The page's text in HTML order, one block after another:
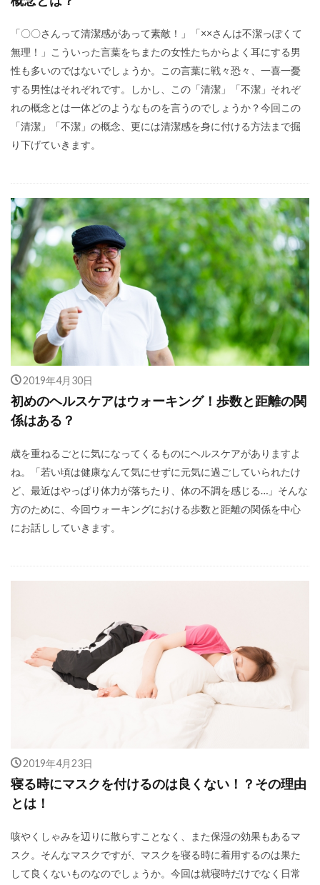
「〇〇さんって清潔感があって素敵！」「××さんは不潔っぽくて
無理！」こういった言葉をちまたの女性たちからよく耳にする男
性も多いのではないでしょうか。この言葉に戦々恐々、一喜一憂
する男性はそれぞれです。しかし、この「清潔」「不潔」それぞ
れの概念とは一体どのようなものを言うのでしょうか？今回この
「清潔」「不潔」の概念、更には清潔感を身に付ける方法まで掘
り下げていきます。
2019年4月30日
初めのヘルスケアはウォーキング！歩数と距離の関
係はある？
歳を重ねるごとに気になってくるものにヘルスケアがありますよ
ね。「若い頃は健康なんて気にせずに元気に過ごしていられたけ
ど、最近はやっぱり体力が落ちたり、体の不調を感じる…」そんな
方のために、今回ウォーキングにおける歩数と距離の関係を中心
にお話ししていきます。
2019年4月23日
寝る時にマスクを付けるのは良くない！？その理由
とは！
咳やくしゃみを辺りに散らすことなく、また保湿の効果もあるマ
スク。そんなマスクですが、マスクを寝る時に着用するのは果た
して良くないものなのでしょうか。今回は就寝時だけでなく日常